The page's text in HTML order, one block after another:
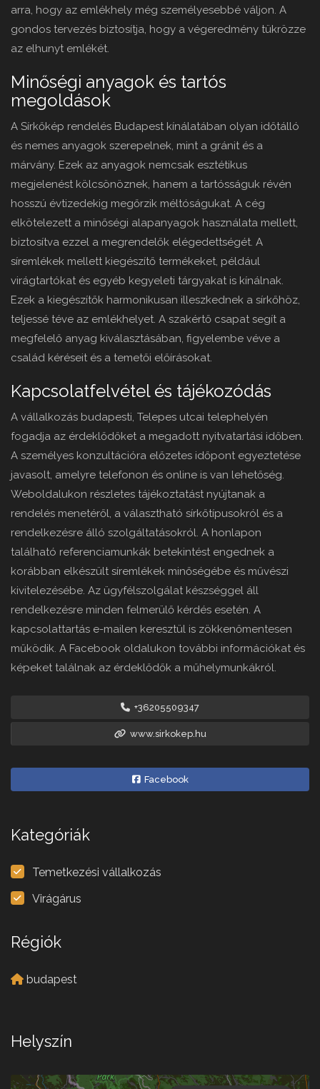
arra, hogy az emlékhely még személyesebbé váljon. A
gondos tervezés biztosítja, hogy a végeredmény tükrözze
az elhunyt emlékét.
Minőségi anyagok és tartós
megoldások
A Sírkőkép rendelés Budapest kínálatában olyan időtálló
és nemes anyagok szerepelnek, mint a gránit és a
márvány. Ezek az anyagok nemcsak esztétikus
megjelenést kölcsönöznek, hanem a tartósságuk révén
hosszú évtizedekig megőrzik méltóságukat. A cég
elkötelezett a minőségi alapanyagok használata mellett,
biztosítva ezzel a megrendelők elégedettségét. A
síremlékek mellett kiegészítő termékeket, például
virágtartókat és egyéb kegyeleti tárgyakat is kínálnak.
Ezek a kiegészítők harmonikusan illeszkednek a sírkőhöz,
teljessé téve az emlékhelyet. A szakértő csapat segít a
megfelelő anyag kiválasztásában, figyelembe véve a
család kéréseit és a temetői előírásokat.
Kapcsolatfelvétel és tájékozódás
A vállalkozás budapesti, Telepes utcai telephelyén
fogadja az érdeklődőket a megadott nyitvatartási időben.
A személyes konzultációra előzetes időpont egyeztetése
javasolt, amelyre telefonon és online is van lehetőség.
Weboldalukon részletes tájékoztatást nyújtanak a
rendelés menetéről, a választható sírkőtípusokról és a
rendelkezésre álló szolgáltatásokról. A honlapon
található referenciamunkák betekintést engednek a
korábban elkészült síremlékek minőségébe és művészi
kivitelezésébe. Az ügyfélszolgálat készséggel áll
rendelkezésre minden felmerülő kérdés esetén. A
kapcsolattartás e-mailen keresztül is zökkenőmentesen
működik. A Facebook oldalukon további információkat és
képeket találnak az érdeklődők a műhelymunkákról.
+36205509347
www.sirkokep.hu
Facebook
Kategóriák
Temetkezési vállalkozás
Virágárus
Régiók
budapest
Helyszín